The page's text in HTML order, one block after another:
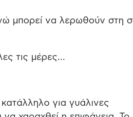
μπορεί να λερωθούν στη
τις μέρες…
για γυάλινες